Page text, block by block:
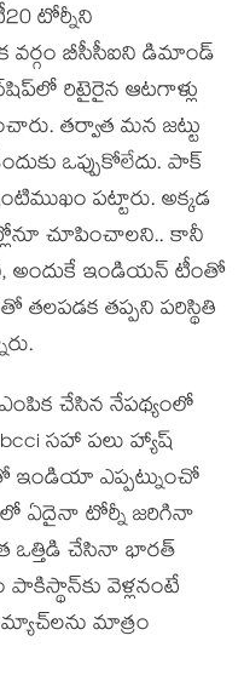
టోర్నీని
వర్గం బీసీసీఐని డిమాండ్
రిటైరైన ఆటగాళ్లు
తర్వాత మన జట్టు
ఒప్పుకోలేదు. పాక్
పట్టారు. అక్కడ
చూపించాలని.. కానీ
అందుకే ఇండియన్ టీంతో
తప్పని పరిస్థితి
చేసిన నేపథ్యంలో
సహా పలు హ్యాష్
ఇండియా ఎప్పట్నుంచో
ఏదైనా టోర్నీ జరిగినా
ఒత్తిడి చేసినా భారత్
వెళ్లనంటే
మాత్రం